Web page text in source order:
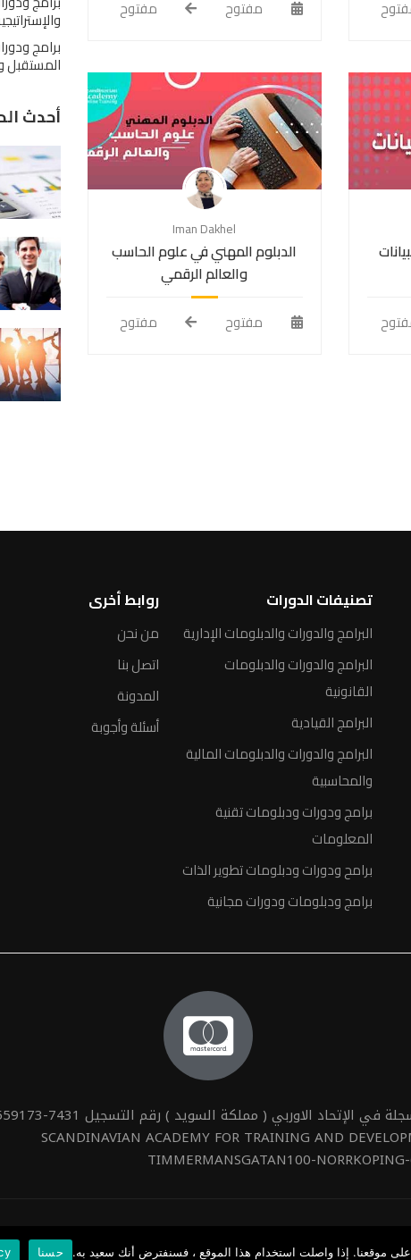
مفتوح مفتوح
Iman Dakhel
الدبلوم المهني في علوم الحاسب
والعالم الرقمي
مفتوح مفتوح
برامج
المستقبل
أحدث
تصنيفات الدورات
البرامج والدورات والدبلومات الإدارية
البرامج والدورات والدبلومات
القانونية
البرامج القيادية
البرامج والدورات والدبلومات المالية
والمحاسبية
برامج ودورات ودبلومات تقنية
المعلومات
برامح ودورات ودبلومات تطوير الذات
برامج ودبلومات ودورات مجانية
روابط أخرى
من نحن
اتصل بنا
المدونة
أسئلة وأجوبة
الإتحاد الاوربي ( مملكة السويد ) رقم التسجيل 7431-559173
SCANDINAVIAN ACADEMY FOR TRAINING AND
TIMMERMANSGATAN100-
موقعنا. إذا واصلت استخدام هذا الموقع ، فسنفترض أنك سعيد به. حسنا